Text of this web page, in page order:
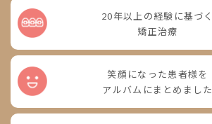
20年以上の経験に基づく
矯正治療
笑顔になった患者様を
アルバムにまとめました